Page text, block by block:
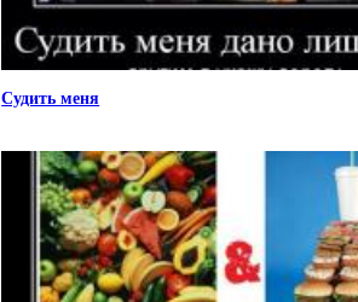
Судить меня